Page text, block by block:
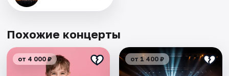
Похожие концерты
от 4 000 ₽ от 1 400 ₽